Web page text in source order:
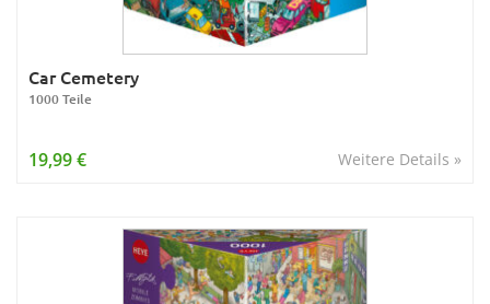
Car Cemetery
1000 Teile
Weitere Details »
19,99 €